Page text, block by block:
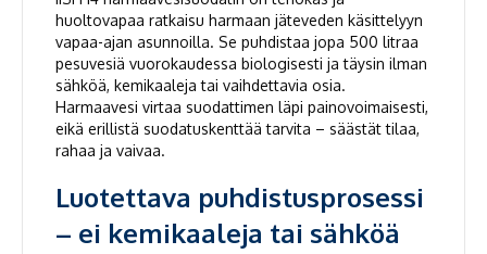
huoltovapaa ratkaisu harmaan jäteveden käsittelyyn
vapaa-ajan asunnoilla. Se puhdistaa jopa 500 litraa
pesuvesiä vuorokaudessa biologisesti ja täysin ilman
sähköä, kemikaaleja tai vaihdettavia osia.
Harmaavesi virtaa suodattimen läpi painovoimaisesti,
eikä erillistä suodatuskenttää tarvita – säästät tilaa,
rahaa ja vaivaa.
Luotettava puhdistusprosessi
– ei kemikaaleja tai sähköä